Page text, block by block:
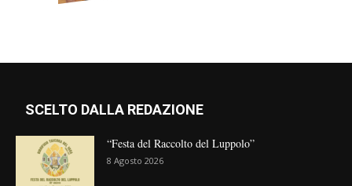
SCELTO DALLA REDAZIONE
“Festa del Raccolto del Luppolo”
8 Agosto 2026